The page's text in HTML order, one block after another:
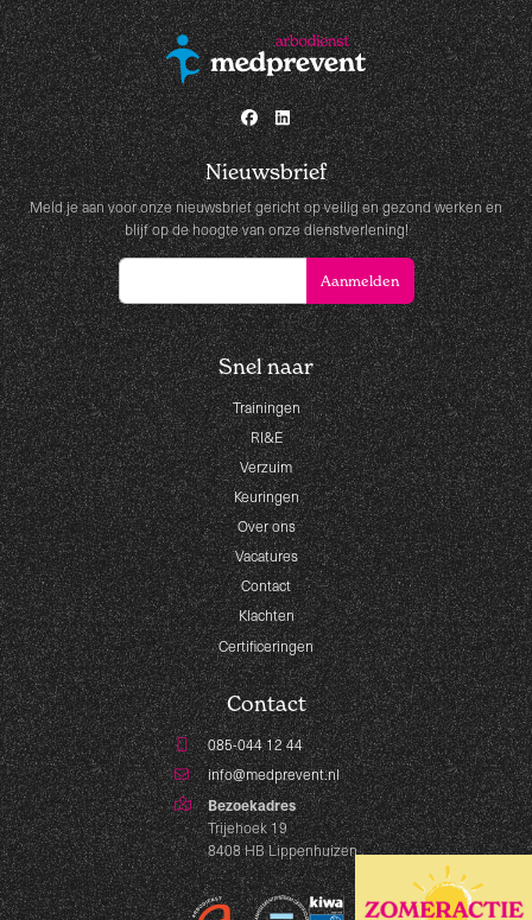
Nieuwsbrief
Meld je aan voor onze nieuwsbrief gericht op veilig en gezond werken en
blijf op de hoogte van onze dienstverlening!
Snel naar
Trainingen
RI&E
Verzuim
Keuringen
Over ons
Vacatures
Contact
Klachten
Certificeringen
Contact
085-044 12 44
info@medprevent.nl
Bezoekadres
Trijehoek 19
8408 HB Lippenhuizen